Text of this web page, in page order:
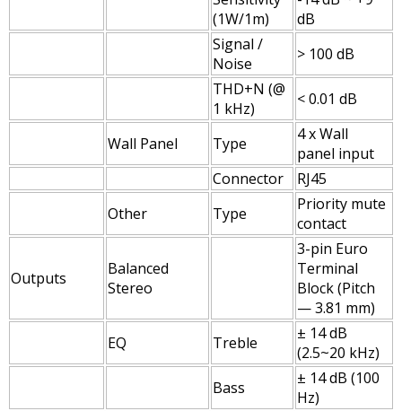
(1W/1m)
dB
Signal /
Noise
> 100 dB
THD+N (@
1 kHz)
< 0.01 dB
Wall Panel Type
4 x Wall
panel input
Connector
RJ45
Other
Type
Priority mute
contact
Outputs
Balanced
Stereo
3-pin Euro
Terminal
Block (Pitch
— 3.81 mm)
EQ
Treble
± 14 dB
(2.5~20 kHz)
Bass
± 14 dB (100
Hz)